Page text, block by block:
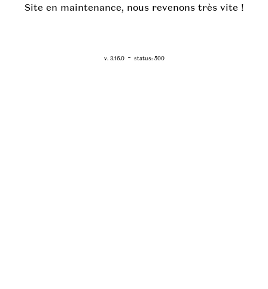
Site en maintenance, nous revenons très vite !
v. 3.16.0- status: 500